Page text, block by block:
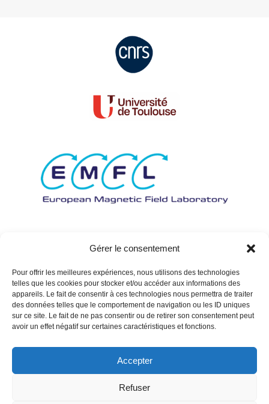
Gérer le consentement
Pour offrir les meilleures expériences, nous utilisons des technologies
telles que les cookies pour stocker et/ou accéder aux informations des
appareils. Le fait de consentir à ces technologies nous permettra de traiter
des données telles que le comportement de navigation ou les ID uniques
sur ce site. Le fait de ne pas consentir ou de retirer son consentement peut
avoir un effet négatif sur certaines caractéristiques et fonctions.
Accepter
Refuser